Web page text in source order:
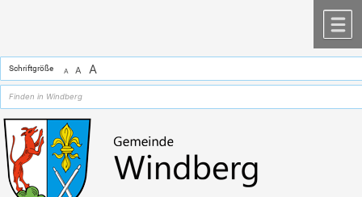
Schriftgröße A A A